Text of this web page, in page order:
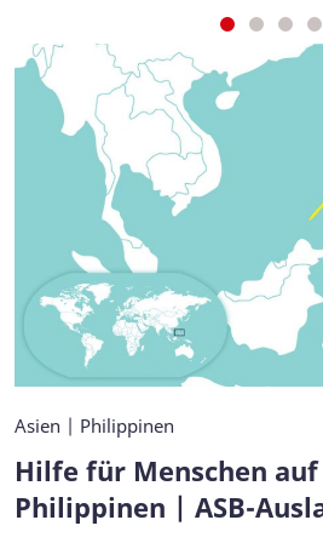
Asien | Philippinen
Hilfe für Menschen
Philippinen | ASB-